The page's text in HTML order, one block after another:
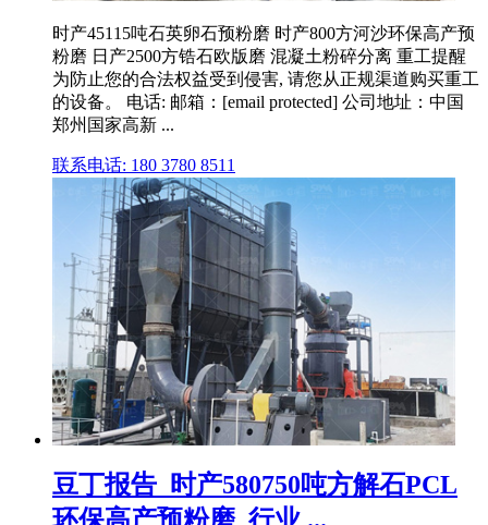
时产45115吨石英卵石预粉磨 时产800方河沙环保高产预
粉磨 日产2500方锆石欧版磨 混凝土粉碎分离 重工提醒
为防止您的合法权益受到侵害, 请您从正规渠道购买重工
的设备。 电话: 邮箱：[email protected] 公司地址：中国
郑州国家高新 ...
联系电话: 180 3780 8511
豆丁报告_时产580750吨方解石PCL